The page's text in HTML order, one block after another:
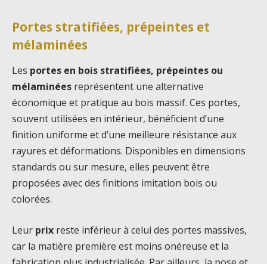
Portes stratifiées, prépeintes et
mélaminées
Les portes en bois stratifiées, prépeintes ou
mélaminées représentent une alternative
économique et pratique au bois massif. Ces portes,
souvent utilisées en intérieur, bénéficient d’une
finition uniforme et d’une meilleure résistance aux
rayures et déformations. Disponibles en dimensions
standards ou sur mesure, elles peuvent être
proposées avec des finitions imitation bois ou
colorées.
Leur prix reste inférieur à celui des portes massives,
car la matière première est moins onéreuse et la